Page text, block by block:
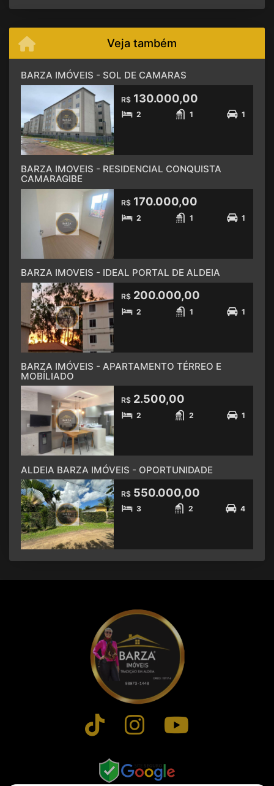
Veja também
BARZA IMÓVEIS - SOL DE CAMARAS
R$ 130.000,00
2 1 1
BARZA IMOVEIS - RESIDENCIAL CONQUISTA
CAMARAGIBE
R$ 170.000,00
2 1 1
BARZA IMOVEIS - IDEAL PORTAL DE ALDEIA
R$ 200.000,00
2 1 1
BARZA IMÓVEIS - APARTAMENTO TÉRREO E
MOBÍLIADO
R$ 2.500,00
2 2 1
ALDEIA BARZA IMÓVEIS - OPORTUNIDADE
R$ 550.000,00
3 2 4